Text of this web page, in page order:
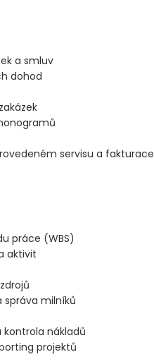
a smluv
dohod
servisu a fakturace
práce (WBS)
aktivit
milníků
nákladů
projektů